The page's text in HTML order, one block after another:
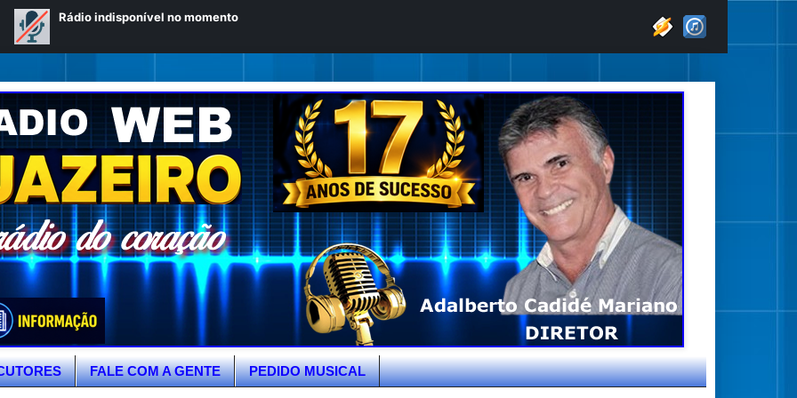
FALE COM A GENTE PEDIDO MUSICAL